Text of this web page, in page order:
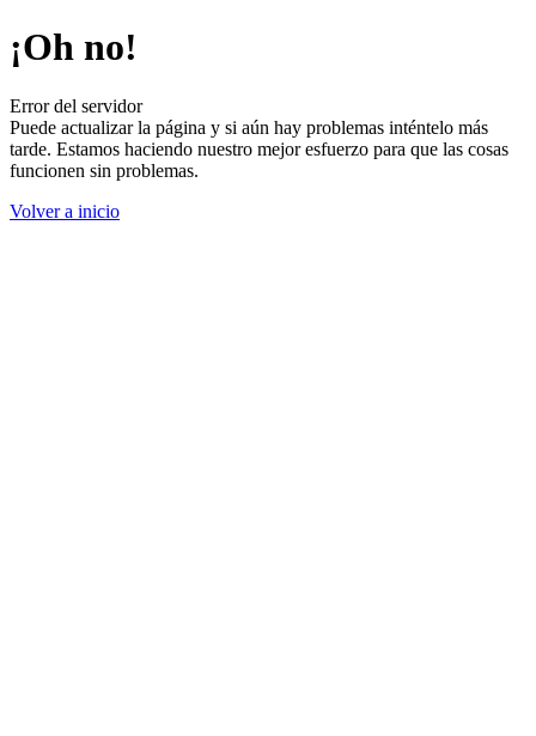
¡Oh no!
Error del servidor
Puede actualizar la página y si aún hay problemas inténtelo más
tarde. Estamos haciendo nuestro mejor esfuerzo para que las cosas
funcionen sin problemas.
Volver a inicio